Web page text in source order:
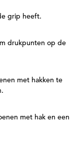
grip heeft.
drukpunten op de
met hakken te
met hak en een